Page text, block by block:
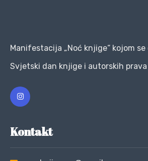
Manifestacija „Noć knjige“ kojom se
Svjetski dan knjige i autorskih prava
Kontakt